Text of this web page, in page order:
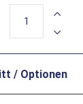
/ Optionen